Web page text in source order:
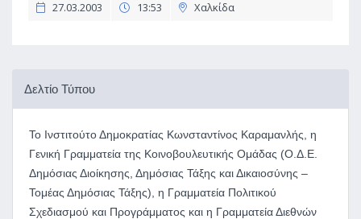
27.03.2003 13:53 Χαλκίδα
Δελτίο Τύπου
Το Ινστιτούτο Δημοκρατίας Κωνσταντίνος Καραμανλής, η
Γενική Γραμματεία της Κοινοβουλευτικής Ομάδας (Ο.Δ.Ε.
Δημόσιας Διοίκησης, Δημόσιας Τάξης και Δικαιοσύνης –
Τομέας Δημόσιας Τάξης), η Γραμματεία Πολιτικού
Σχεδιασμού και Προγράμματος και η Γραμματεία Διεθνών